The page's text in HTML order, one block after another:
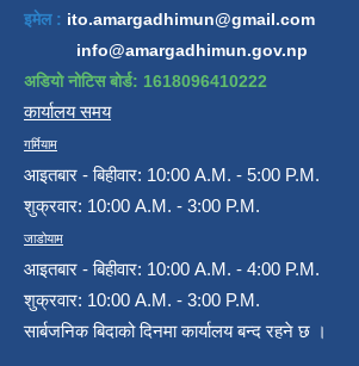
इमेल : ito.amargadhimun@gmail.com
info@amargadhimun.gov.np
अडियो नोटिस बोर्ड: 1618096410222
कार्यालय समय
गर्मियाम
आइतबार - बिहीवार: 10:00 A.M. - 5:00 P.M.
शुक्रवार: 10:00 A.M. - 3:00 P.M.
जाडोयाम
आइतबार - बिहीवार: 10:00 A.M. - 4:00 P.M.
शुक्रवार: 10:00 A.M. - 3:00 P.M.
सार्बजनिक बिदाको दिनमा कार्यालय बन्द रहने छ ।